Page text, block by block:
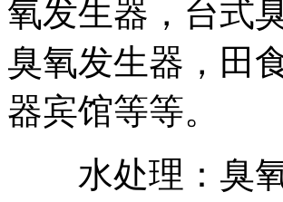
氧发生器， 台式
臭氧发生器， 田
器宾馆等等。
水处理：臭氧